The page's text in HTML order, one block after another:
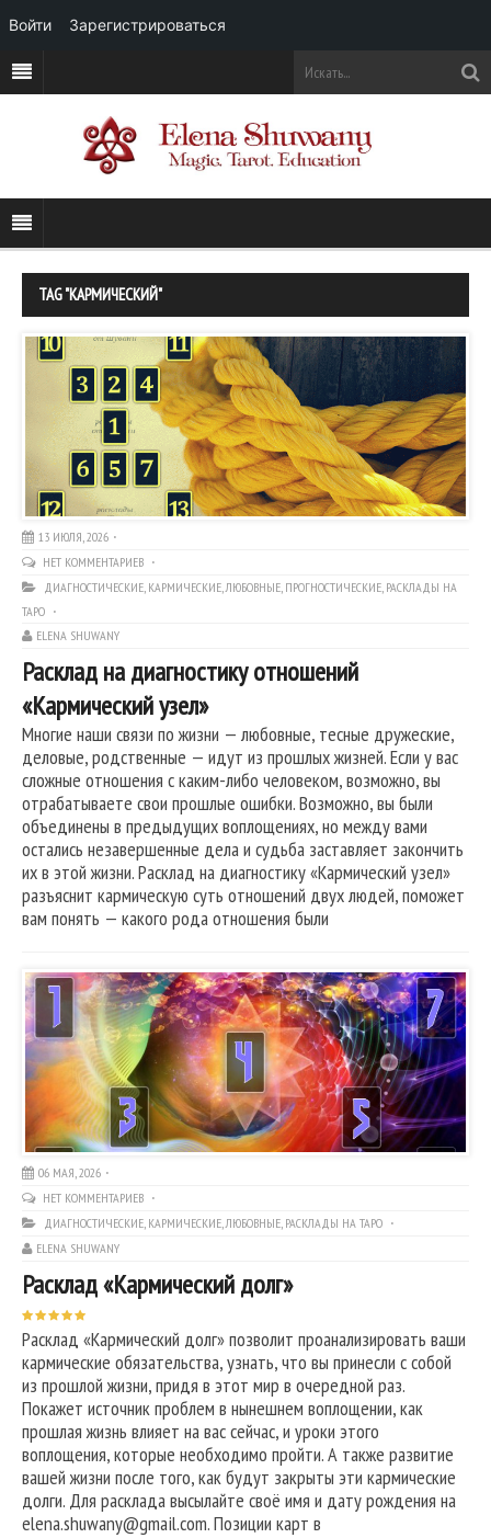
TAG "КАРМИЧЕСКИЙ"
13 ИЮЛЯ, 2026
НЕТ КОММЕНТАРИЕВ
ДИАГНОСТИЧЕСКИЕ, КАРМИЧЕСКИЕ,ЛЮБОВНЫЕ, ПРОГНОСТИЧЕСКИЕ, РАСКЛАДЫ НА
ТАРО
ELENA SHUWANY
Расклад на диагностику отношений
«Кармический узел»
Многие наши связи по жизни — любовные, тесные дружеские,
деловые, родственные — идут из прошлых жизней. Если у вас
сложные отношения с каким-либо человеком, возможно, вы
отрабатываете свои прошлые ошибки. Возможно, вы были
объединены в предыдущих воплощениях, но между вами
остались незавершенные дела и судьба заставляет закончить
их в этой жизни. Расклад на диагностику «Кармический узел»
разъяснит кармическую суть отношений двух людей, поможет
вам понять — какого рода отношения были
06 МАЯ, 2026
НЕТ КОММЕНТАРИЕВ
ДИАГНОСТИЧЕСКИЕ, КАРМИЧЕСКИЕ,ЛЮБОВНЫЕ, РАСКЛАДЫ НА ТАРО
ELENA SHUWANY
Расклад «Кармический долг»
Расклад «Кармический долг» позволит проанализировать ваши
кармические обязательства, узнать, что вы принесли с собой
из прошлой жизни, придя в этот мир в очередной раз.
Покажет источник проблем в нынешнем воплощении, как
прошлая жизнь влияет на вас сейчас, и уроки этого
воплощения, которые необходимо пройти. А также развитие
вашей жизни после того, как будут закрыты эти кармические
долги. Для расклада высылайте своё имя и дату рождения на
elena.shuwany@gmail.com. Позиции карт в
Войти Зарегистрироваться